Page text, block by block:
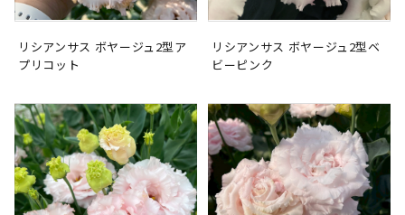
リシアンサス ボヤージュ2型ア
プリコット
リシアンサス ボヤージュ2型ベ
ビーピンク